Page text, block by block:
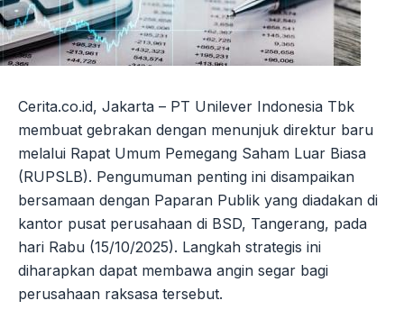
Cerita.co.id, Jakarta – PT Unilever Indonesia Tbk
membuat gebrakan dengan menunjuk direktur baru
melalui Rapat Umum Pemegang Saham Luar Biasa
(RUPSLB). Pengumuman penting ini disampaikan
bersamaan dengan Paparan Publik yang diadakan di
kantor pusat perusahaan di BSD, Tangerang, pada
hari Rabu (15/10/2025). Langkah strategis ini
diharapkan dapat membawa angin segar bagi
perusahaan raksasa tersebut.